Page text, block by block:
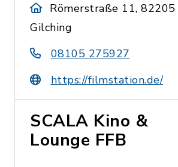
Römerstraße 11, 82205
Gilching
08105 275927
https://filmstation.de/
SCALA Kino &
Lounge FFB